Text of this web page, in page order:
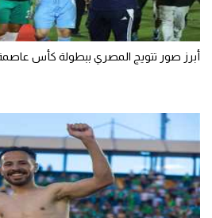
أبرز صور تتويج المصري ببطولة كأس